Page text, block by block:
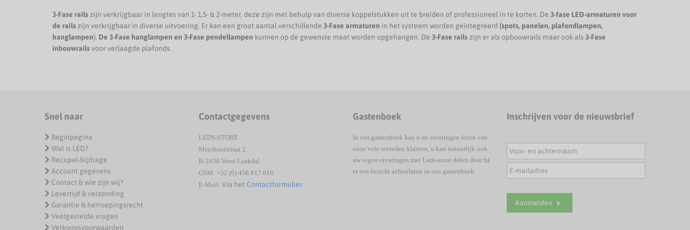
3-Fase rails zijn verkrijgbaar in lengtes van 1- 1,5- & 2-meter, deze zijn met behulp van diverse koppelstukken uit te breiden of professioneel in te korten. De 3-fase LED-armaturen voor
de rails zijn verkrijgbaar in diverse uitvoering. Er kan een groot aantal verschillende 3-Fase armaturen in het systeem worden geïntegreerd (spots, panelen, plafondlampen,
hanglampen). De 3-Fase hanglampen en 3-Fase pendellampen kunnen op de gewenste maat worden opgehangen. De 3-Fase rails zijn er als opbouwrails maar ook als 3-Fase
inbouwrailsvoor verlaagde plafonds.
Snel naar
Beginpagina
Wat is LED?
Recupel-bijdrage
Account gegevens
Contact & wie zijn wij?
Levertijd & verzending
Garantie & herroepingsrecht
Veelgestelde vragen
Verkoopsvoorwaarden
Contactgegevens
LEDS-STORE
Meerhoutstraat 2
B-2430 Vorst-Laakdal
GSM: +32 (0) 456 817 016
E-Mail: Via het Contactformulier
Gastenboek
In ons gastenboek kan u de ervaringen lezen van
onze vele tevreden klanten, u kan natuurlijk ook
uw eigen ervaringen met Leds-store delen door hi
ereen bericht achterlaten in ons gastenboek.
Inschrijven voor de nieuwsbrief
Aanmelden